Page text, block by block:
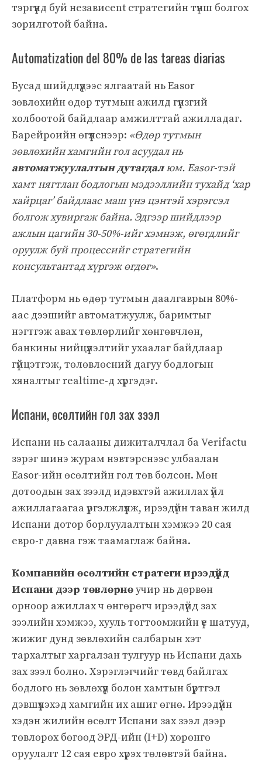
тэргүүнд буй независent стратегийн түнш болгох
зорилготой байна.
Automatization del 80% de las tareas diarias
Бусад шийдлүүдээс ялгаатай нь Easor
зөвлөхийн өдөр тутмын ажилд гүнзгий
холбоотой байдлаар амжилттай ажилладаг.
Барейроийн өгүүлснээр: «Өдөр тутмын
зөвлөхийн хамгийн гол асуудал нь
автоматжуулалтын дутагдалюм. Easor-тэй
хамт нягтлан бодлогын мэдээллийн тухайд ‘хар
хайрцаг’ байдлаас маш үнэ цэнтэй хэрэгсэл
болгож хувиргаж байна. Эдгээр шийдлээр
ажлын цагийн 30-50%-ийг хэмнэж, өгөгдлийг
оруулж буй процессийг стратегийн
консультантад хүргэж өгдөг».
Платформ нь өдөр тутмын даалгаврын 80%-
аас дээшийг автоматжуулж, баримтыг
нэгтгэж авах төвлөрлийг хөнгөвчлөн,
банкины нийцүүлэлтийг ухаалаг байдлаар
гүйцэтгэж, төлөвлөсний дагуу бодлогын
хяналтыг realtime-д хүргэдэг.
Испани, өсөлтийн гол зах зээл
Испани нь салааны дижиталчлал ба Verifactu
зэрэг шинэ журам нэвтэрснээс улбаалан
Easor-ийн өсөлтийн гол төв болсон. Мөн
дотоодын зах зээлд идэвхтэй ажиллах үйл
ажиллагаагаа үргэлжлүүлж, ирээдүйн таван жилд
Испани дотор борлуулалтын хэмжээ 20 сая
евро-г давна гэж таамаглаж байна.
Компанийн өсөлтийн стратеги ирээдүйд
Испани дээр төвлөрнөучир нь дөрвөн
орноор ажиллах ч өнгөрөгч ирээдүйд зах
зээлийн хэмжээ, хууль тогтоомжийн үе шатууд,
жижиг дунд зөвлөхийн салбарын хэт
тархалтыг харгалзан тулгуур нь Испани дахь
зах зээл болно. Хэрэглэгчийг төвд байлгах
бодлого нь зөвлөхүүд болон хамтын бүртгэл
дэвшүүлэхэд хамгийн их ашиг өгнө. Ирээдүйн
хэдэн жилийн өсөлт Испани зах зээл дээр
төвлөрөх бөгөөд ЭРД-ийн (I+D) хөрөнгө
оруулалт 12 сая евро хүрэх төлөвтэй байна.